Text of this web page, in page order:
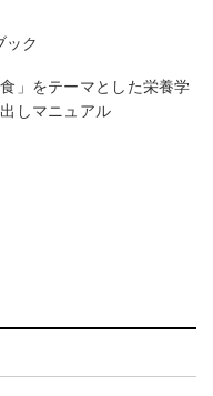
ック
」をテーマとした栄養学
しマニュアル